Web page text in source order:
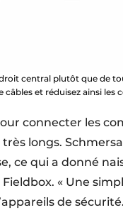
central plutôt que de
et réduisez ainsi les
connecter les
longs.
ce qui a donné
« Une
de